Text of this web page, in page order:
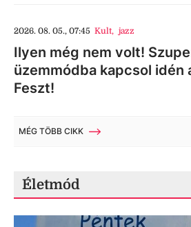
2026. 08. 05., 07:45 Kult, jazz
Ilyen még nem volt!
üzemmódba kapcsol idén
Feszt!
MÉG TÖBB CIKK
Életmód